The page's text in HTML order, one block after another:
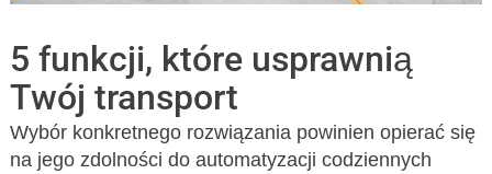
5 funkcji, które usprawnią
Twój transport
Wybór konkretnego rozwiązania powinien opierać się
na jego zdolności do automatyzacji codziennych